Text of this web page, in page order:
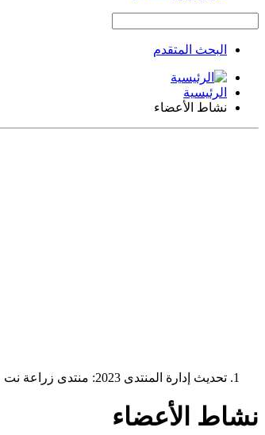
البحث المتقدم
الرئيسية
نشاط الأعضاء
تحديث إدارة المنتدى 2023: منتدى زراعة نت مفتوح حاليا للقراءة فقط، ولا يقبل مشاركات جديدة. يمكنكم استخدام الشريط الظاهر أعلاه للبحث في كافة مواضيع المدوّنة والمنتدى.
نشاط الأعضاء